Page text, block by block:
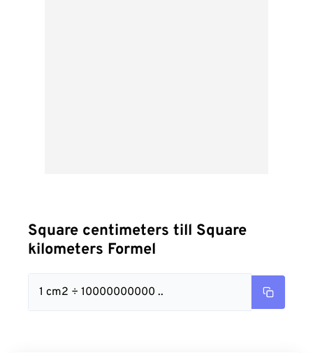
Square centimeters till Square
kilometers Formel
1 cm2 ÷ 10000000000 ..